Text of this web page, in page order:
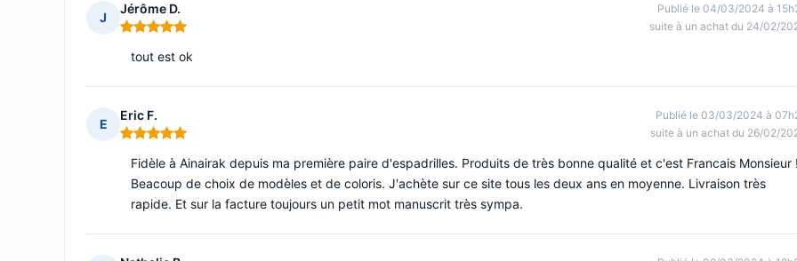
J
Jérôme D.
Note : 5 sur 5
Publié le 04/03/2024 à
suite à un achat du 24/02/
tout est ok
E
Eric F.
Note : 5 sur 5
Publié le 03/03/2024 à
suite à un achat du 26/02/
Fidèle à Ainairak depuis ma première paire d'espadrilles. Produits de très bonne qualité et c'est Francais Monsieur !
Beacoup de choix de modèles et de coloris. J'achète sur ce site tous les deux ans en moyenne. Livraison très
rapide. Et sur la facture toujours un petit mot manuscrit très sympa.